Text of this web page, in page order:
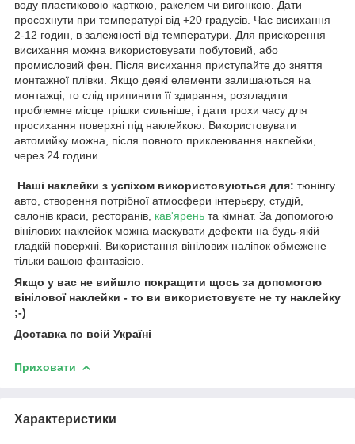
воду пластиковою карткою, ракелем чи вигонкою. Дати
просохнути при температурі від +20 градусів. Час висихання
2-12 годин, в залежності від температури. Для прискорення
висихання можна використовувати побутовий, або
промисловий фен. Після висихання приступайте до зняття
монтажної плівки. Якщо деякі елементи залишаються на
монтажці, то слід припинити її здирання, розгладити
проблемне місце трішки сильніше, і дати трохи часу для
просихання поверхні під наклейкою. Використовувати
автомийку можна, після повного приклеювання наклейки,
через 24 години.
Наші наклейки з успіхом використовуються для: тюнінгу
авто, створення потрібної атмосфери інтерьєру, студій,
салонів краси, ресторанів, кав'ярень та кімнат. За допомогою
вінілових наклейок можна маскувати дефекти на будь-якій
гладкій поверхні. Використання вінілових наліпок обмежене
тільки вашою фантазією.
Якщо у вас не вийшло покращити щось за допомогою
вінілової наклейки - то ви використовуєте не ту наклейку
;-)
Доставка по всій Україні
Приховати
Характеристики